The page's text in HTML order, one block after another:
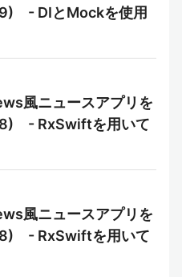
- DIとMockを使用
風ニュースアプリを
- RxSwiftを用いて
風ニュースアプリを
- RxSwiftを用いて